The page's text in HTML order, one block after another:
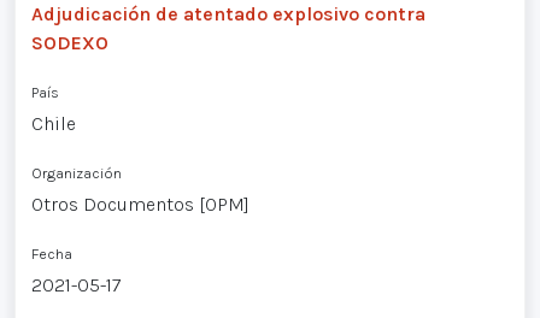
Adjudicación de atentado explosivo contra
SODEXO
País
Chile
Organización
Otros Documentos [OPM]
Fecha
2021-05-17